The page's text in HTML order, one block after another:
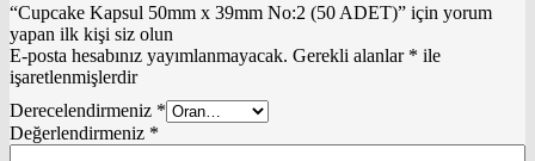
“Cupcake Kapsul 50mm x 39mm No:2 (50 ADET)” için yorum
yapan ilk kişi siz olun
E-posta hesabınız yayımlanmayacak. Gerekli alanlar * ile
işaretlenmişlerdir
Derecelendirmeniz *
Değerlendirmeniz *